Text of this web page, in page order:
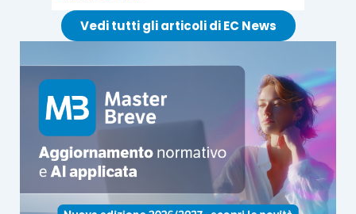
Vedi tutti gli articoli di EC News